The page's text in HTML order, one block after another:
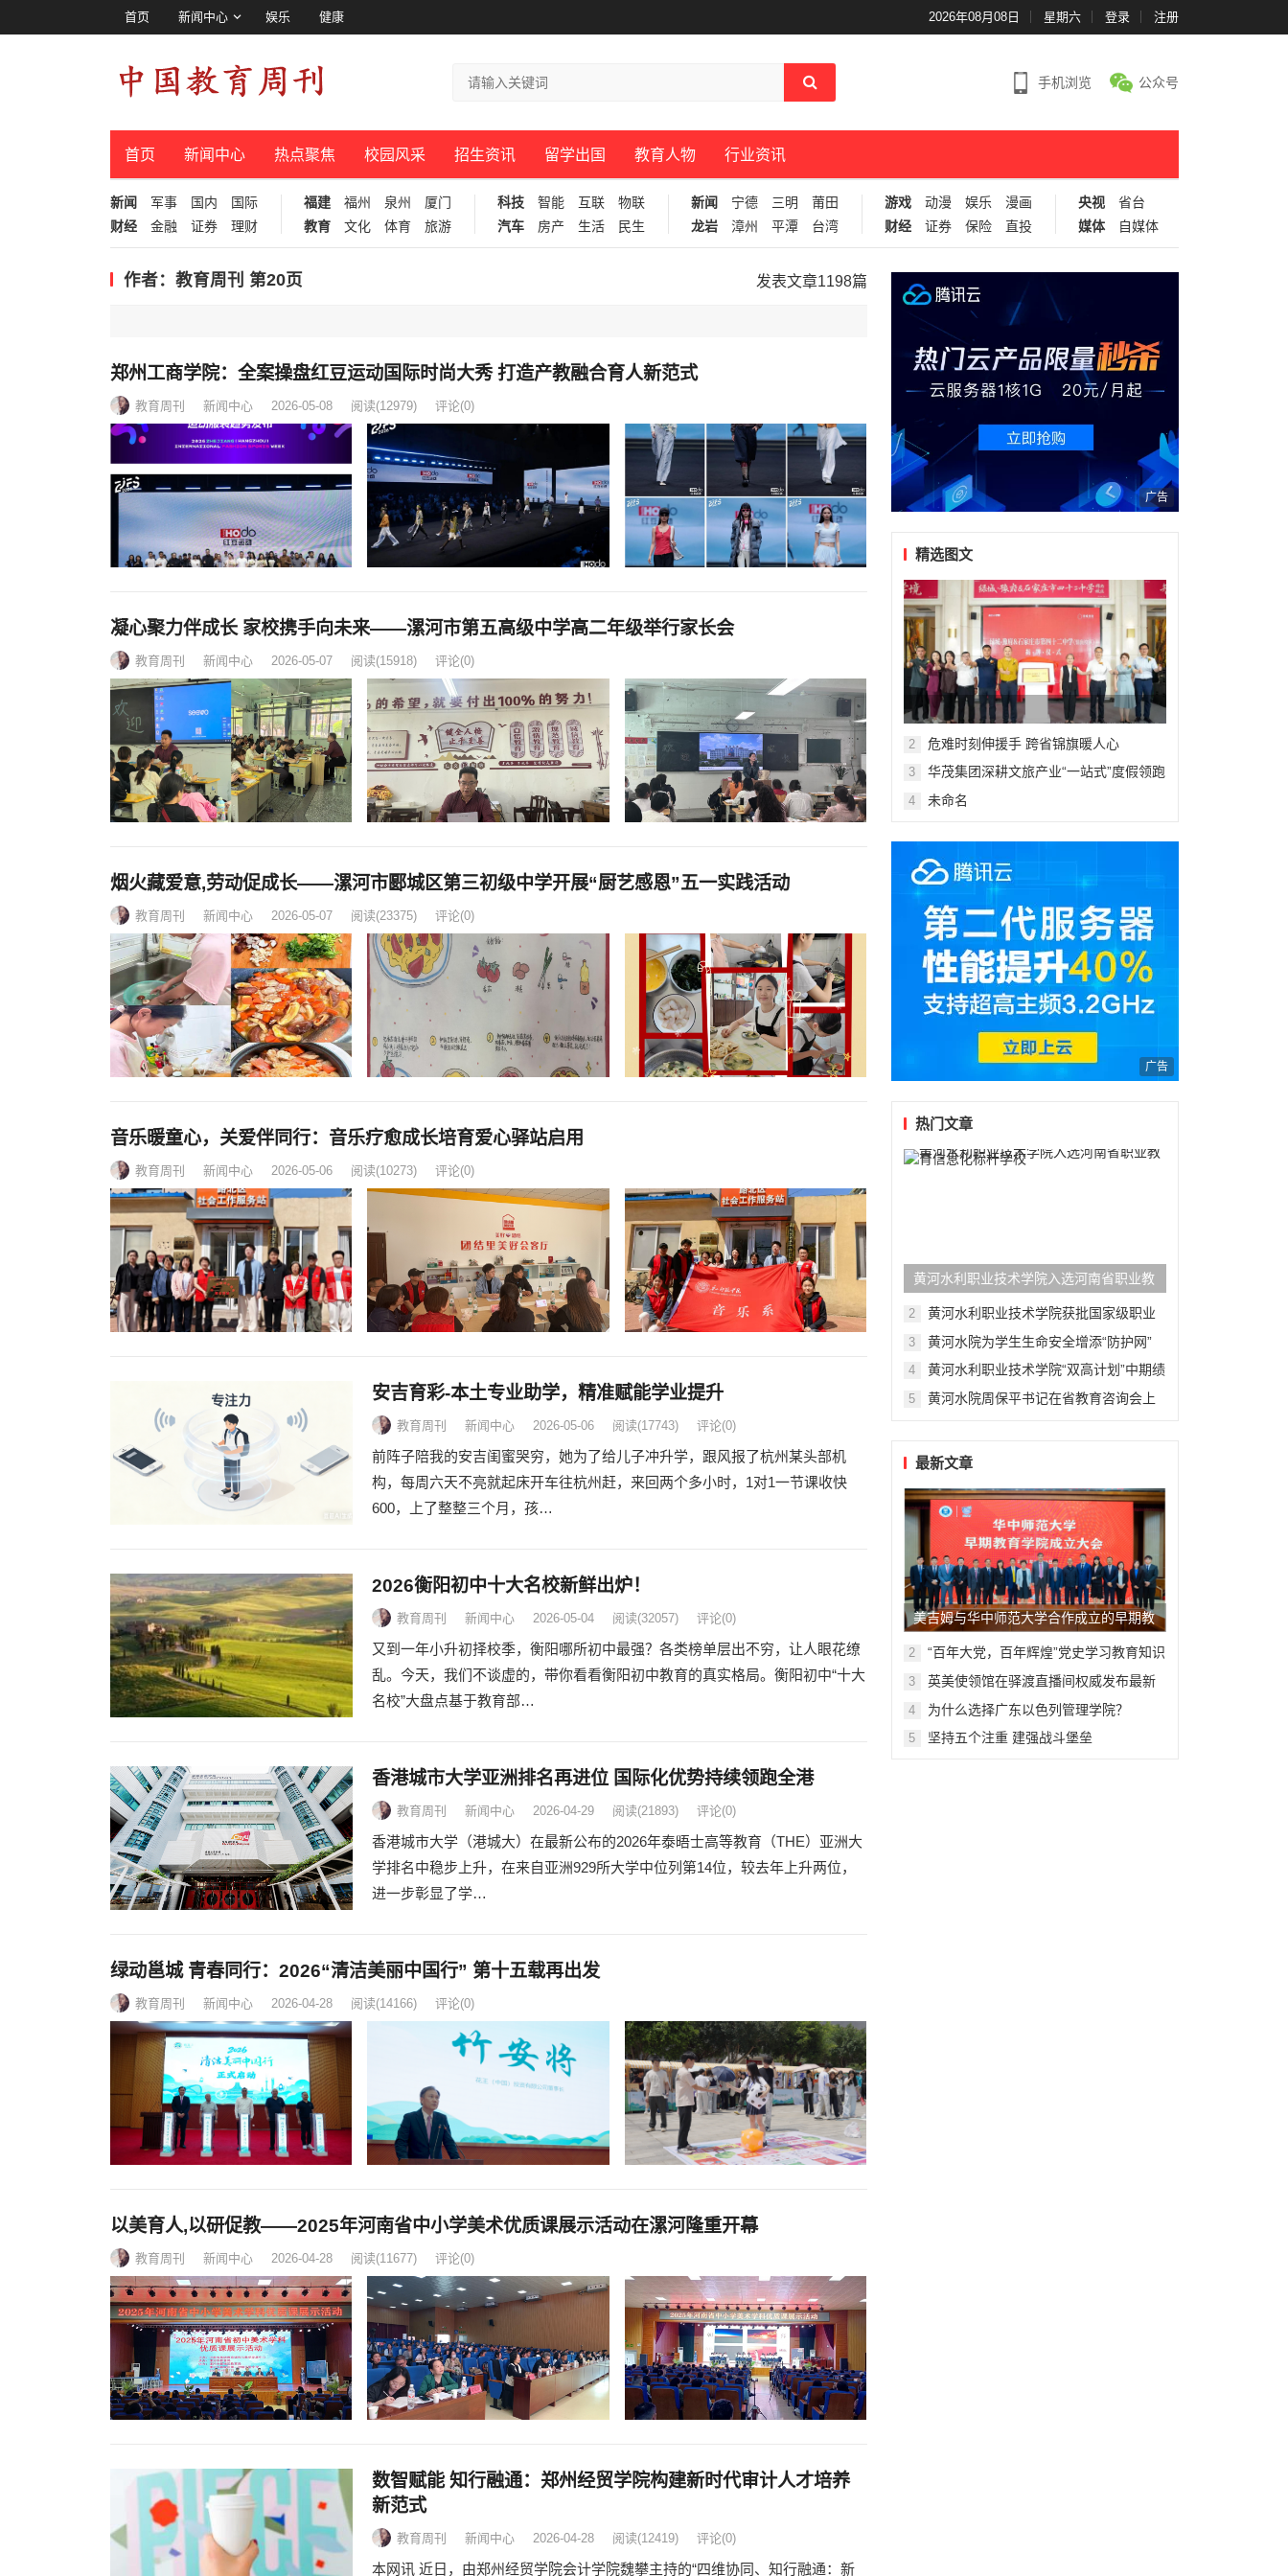
首页 新闻中心 娱乐 健康 2026年08月08日 星期六 登录 注册
手机浏览 公众号
首页 新闻中心 热点聚焦 校园风采 招生资讯 留学出国 教育人物 行业资讯
新闻 军事 国内
国际
财经
金融 证券 理财
福建 福州 泉州
厦门
教育
文化 体育 旅游
科技 智能 互联
物联
汽车
房产 生活 民生
新闻 宁德 三明
莆田
龙岩
漳州 平潭 台湾
游戏 动漫 娱乐
漫画
财经
证券 保险 直投
央视
省台
媒体
自媒体
作者：教育周刊 第20页 发表文章1198篇
郑州工商学院：全案操盘红豆运动国际时尚大秀 打造产教融合育人新范式
教育周刊 新闻中心 2026-05-08 阅读(12979) 评论(0)
凝心聚力伴成长 家校携手向未来——漯河市第五高级中学高二年级举行家长会
教育周刊 新闻中心 2026-05-07 阅读(15918) 评论(0)
烟火藏爱意,劳动促成长——漯河市郾城区第三初级中学开展“厨艺感恩”五一实践活动
教育周刊 新闻中心 2026-05-07 阅读(23375) 评论(0)
音乐暖童心，关爱伴同行：音乐疗愈成长培育爱心驿站启用
教育周刊 新闻中心 2026-05-06 阅读(10273) 评论(0)
安吉育彩-本土专业助学，精准赋能学业提升
教育周刊 新闻中心 2026-05-06 阅读(17743) 评论(0)
前阵子陪我的安吉闺蜜哭穷，她为了给儿子冲升学，跟风报了杭州某头部机
构，每周六天不亮就起床开车往杭州赶，来回两个多小时，1对1一节课收快
600，上了整整三个月，孩…
2026衡阳初中十大名校新鲜出炉！
教育周刊 新闻中心 2026-05-04 阅读(32057) 评论(0)
又到一年小升初择校季，衡阳哪所初中最强？各类榜单层出不穷，让人眼花缭
乱。今天，我们不谈虚的，带你看看衡阳初中教育的真实格局。衡阳初中“十大
名校”大盘点基于教育部…
香港城市大学亚洲排名再进位 国际化优势持续领跑全港
教育周刊 新闻中心 2026-04-29 阅读(21893) 评论(0)
香港城市大学（港城大）在最新公布的2026年泰晤士高等教育（THE）亚洲大
学排名中稳步上升，在来自亚洲929所大学中位列第14位，较去年上升两位，
进一步彰显了学…
绿动邕城 青春同行：2026“清洁美丽中国行” 第十五载再出发
教育周刊 新闻中心 2026-04-28 阅读(14166) 评论(0)
以美育人,以研促教——2025年河南省中小学美术优质课展示活动在漯河隆重开幕
教育周刊 新闻中心 2026-04-28 阅读(11677) 评论(0)
数智赋能 知行融通：郑州经贸学院构建新时代审计人才培养
新范式
教育周刊 新闻中心 2026-04-28 阅读(12419) 评论(0)
本网讯 近日，由郑州经贸学院会计学院魏攀主持的“四维协同、知行融通：新
广告
精选图文
2 危难时刻伸援手 跨省锦旗暖人心
3
华茂集团深耕文旅产业“一站式”度假领跑
4 未命名
广告
热门文章
黄河水利职业技术学院入选河南省职业教
育信息化标杆学校
2
黄河水利职业技术学院获批国家级职业
3 黄河水院为学生生命安全增添“防护网”
4
黄河水利职业技术学院“双高计划”中期绩
5
黄河水院周保平书记在省教育咨询会上
最新文章
美吉姆与华中师范大学合作成立的早期教
育学院揭牌，早教专业人才培养进程再提
速
2
“百年大党，百年辉煌”党史学习教育知识
3
英美使领馆在驿渡直播间权威发布最新
4 为什么选择广东以色列管理学院？
5 坚持五个注重 建强战斗堡垒